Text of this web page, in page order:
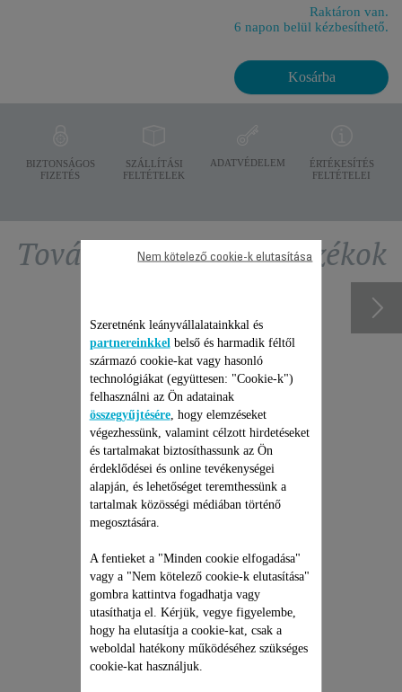
Raktáron van.
6 napon belül kézbesíthető.
Kosárba
BIZTONSÁGOS
FIZETÉS
SZÁLLÍTÁSI
FELTÉTELEK
ADATVÉDELEM
ÉRTÉKESÍTÉS
FELTÉTELEI
További ajánlott tartozékok
ROWENTA ÁLLÓ
PORSZÍVÓ JAVÍTÁSI
Árajánlat, meglepetések nélkül
és 6 hónapos kiterjesztett
garancia!
35 990 Ft
Kosárba
Szeretnénk leányvállalatainkkal és
partnereinkkel belső és harmadik féltől
származó cookie-kat vagy hasonló
technológiákat (együttesen: "Cookie-k")
felhasználni az Ön adatainak
összegyűjtésére, hogy elemzéseket
végezhessünk, valamint célzott hirdetéseket
és tartalmakat biztosíthassunk az Ön
érdeklődései és online tevékenységei
alapján, és lehetőséget teremthessünk a
tartalmak közösségi médiában történő
megosztására.
A fentieket a "Minden cookie elfogadása"
vagy a "Nem kötelező cookie-k elutasítása"
gombra kattintva fogadhatja vagy
utasíthatja el. Kérjük, vegye figyelembe,
hogy ha elutasítja a cookie-kat, csak a
weboldal hatékony működéséhez szükséges
cookie-kat használjuk.
Nem kötelező cookie-k elutasítása